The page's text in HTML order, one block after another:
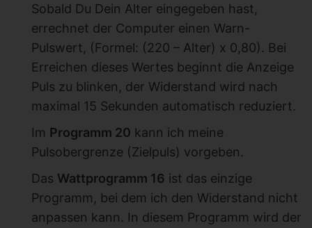
Sobald Du Dein Alter eingegeben hast,
errechnet der Computer einen Warn-
Pulswert, (Formel: (220 – Alter) x 0,80). Bei
Erreichen dieses Wertes beginnt die Anzeige
Puls zu blinken, der Widerstand wird nach
maximal 15 Sekunden automatisch reduziert.
Im Programm 20 kann ich meine
Pulsobergrenze (Zielpuls) vorgeben.
Das Wattprogramm 16 ist das einzige
Programm, bei dem ich den Widerstand nicht
anpassen kann. In diesem Programm wird der